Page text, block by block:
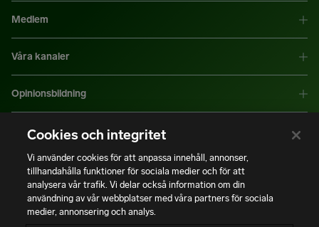
Medlem
Våra kanaler
Opinionsbildning
Mer information
Copyright © Installatörsföretagen. Alla rättigheter förbehålls.
Integritetspolicy | Användning av cookies | Bli medlem
Cookies och integritet
Vi använder cookies för att anpassa innehåll, annonser,
tillhandahålla funktioner för sociala medier och för att
analysera vår trafik. Vi delar också information om din
användning av vår webbplatser med våra partners för sociala
medier, annonsering och analys.